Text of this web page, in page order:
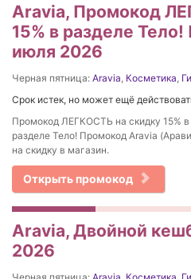
Aravia, Промокод
15% в разделе
июля 2026
Черная пятница: Aravia Косметика
Срок истек, но может ещё
Промокод ЛЕГКОСТЬ на скидку 15% в
разделе Тело! Промокод Aravia
на скидку в магазин.
Открыть промокод
Aravia, Двойной
2026